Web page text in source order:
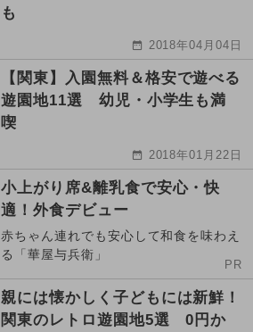
も
2018年04月04日
【関東】入園無料＆格安で遊べる
遊園地11選 幼児・小学生も満
喫
2018年01月22日
小上がり席&離乳食で安心・快
適！外食デビュー
赤ちゃん連れでも安心して和食を味わえ
る「華屋与兵衛」
PR
親には懐かしく子どもには新鮮！
関東のレトロ遊園地5選 0円か